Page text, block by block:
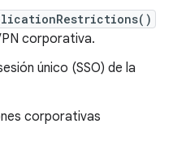
corporativa.
único (SSO) de la
corporativas